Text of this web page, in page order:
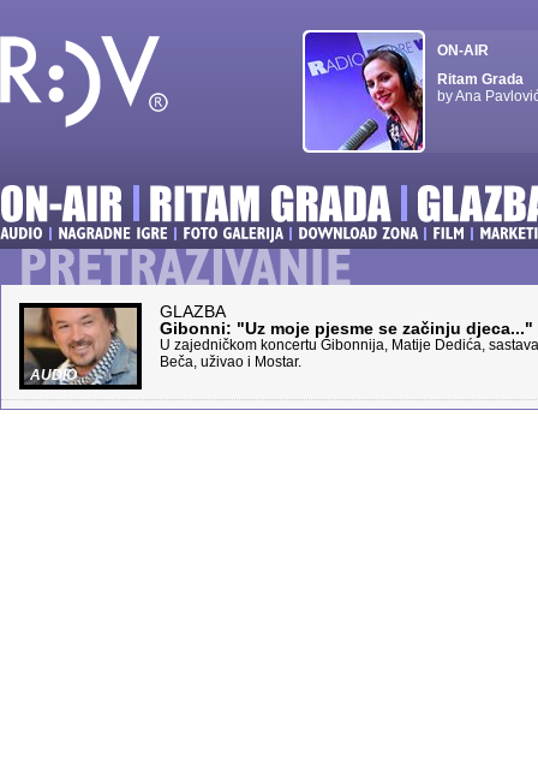
ON-AIR
Ritam Grada
by Ana
AUDIO
GLAZBA
Gibonni: "Uz moje pjesme se začinju djeca..."
U zajedničkom koncertu Gibonnija, Matije Dedića,
Beča, uživao i Mostar.